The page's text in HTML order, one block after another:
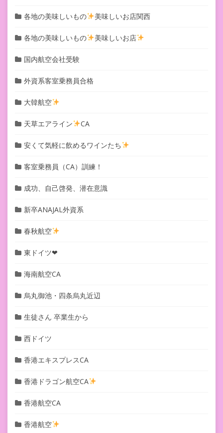
各地の美味しいもの 美味しいお店関西
各地の美味しいもの 美味しいお店
国内航空会社受験
外資系客室乗務員合格
大韓航空
天草エアライン CA
安くて気軽に飲めるワインたち
客室乗務員（CA）訓練！
成功、自己啓発、潜在意識
新卒ANAJAL外資系
春秋航空
東ドイツ❤︎
海南航空CA
烏丸御池・四条烏丸近辺
生徒さん 卒業生から
西ドイツ
香港エキスプレスCA
香港ドラゴン航空CA
香港航空CA
香港航空